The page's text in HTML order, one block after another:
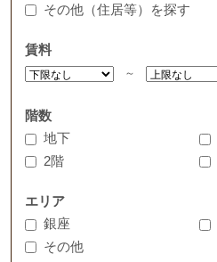
その他（住居等）を探す
賃料
～
階数
地下
2階
エリア
銀座
その他